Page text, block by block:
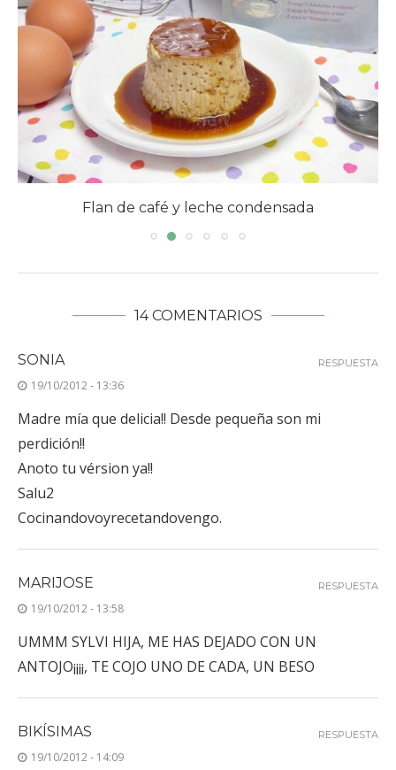
Flan de café y leche condensada
14 COMENTARIOS
SONIA
19/10/2012 - 13:36
Madre mía que delicia!! Desde pequeña son mi
perdición!!
Anoto tu vérsion ya!!
Salu2
Cocinandovoyrecetandovengo.
RESPUESTA
MARIJOSE
19/10/2012 - 13:58
UMMM SYLVI HIJA, ME HAS DEJADO CON UN
ANTOJO¡¡¡¡, TE COJO UNO DE CADA, UN BESO
RESPUESTA
BIKÍSIMAS
19/10/2012 - 14:09
RESPUESTA